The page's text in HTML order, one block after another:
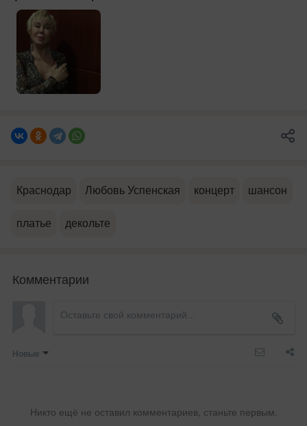
Краснодар Любовь Успенская концерт шансон
платье декольте
Комментарии
Новые
Никто ещё не оставил комментариев, станьте первым.